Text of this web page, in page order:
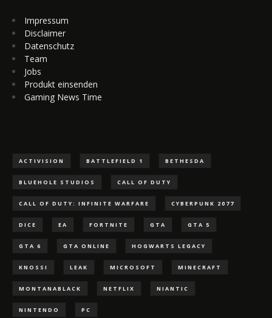
Impressum
Disclaimer
Datenschutz
Team
Jobs
Produkt einsenden
Gaming News Time
ACTIVISION BATTLEFIELD 1 BETHESDA
BLUEHOLE STUDIOS CALL OF DUTY
CALL OF DUTY: INFINITE WARFARE CYBERPUNK 2077
DICE EA FORTNITE GTA GTA 5
GTA 6 GTA ONLINE HOGWARTS LEGACY
KNOSSI LEAK MICROSOFT MINECRAFT
MONTANABLACK NETFLIX NIANTIC
NINTENDO PC